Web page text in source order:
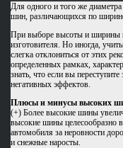
Для одного и того же
шин, различающихся по
При выборе высоты и ширины
изготовителя. Но иногда,
слегка отклониться от этих
определенных рамках,
знать, что если вы
негативных эффектов.
Плюсы и минусы высоких
(+) Более высокие шины
высокие шины целесообразно
автомобиля за неровности
и снежные наросты.